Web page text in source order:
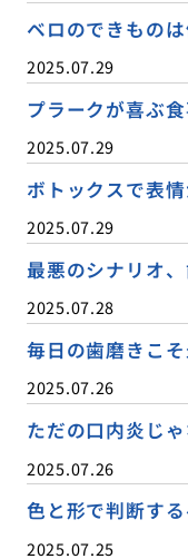
ベロのできもの
2025.07.29
プラークが喜ぶ
2025.07.29
ボトックスで表
2025.07.29
最悪のシナリオ
2025.07.28
毎日の歯磨きこ
2025.07.26
ただの口内炎じ
2025.07.26
色と形で判断す
2025.07.25